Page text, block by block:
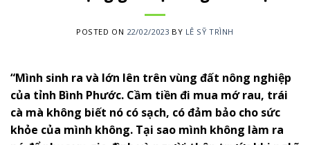
POSTED ON 22/02/2023 BY LÊ SỸ TRÌNH
“Mình sinh ra và lớn lên trên vùng đất nông nghiệp
của tỉnh Bình Phước. Cầm tiền đi mua mớ rau, trái
cà mà không biết nó có sạch, có đảm bảo cho sức
khỏe của mình không. Tại sao mình không làm ra